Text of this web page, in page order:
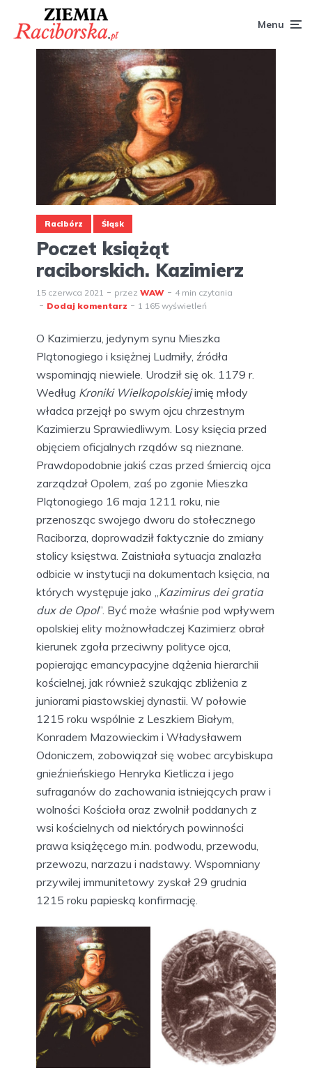
Menu
Racibórz Śląsk
Poczet książąt
raciborskich. Kazimierz
15 czerwca 2021 przez WAW
4 min czytania
Dodaj komentarz
1 165 wyświetleń
O Kazimierzu, jedynym synu Mieszka
Plątonogiego i księżnej Ludmiły, źródła
wspominają niewiele. Urodził się ok. 1179 r.
Według Kroniki Wielkopolskiejimię młody
władca przejął po swym ojcu chrzestnym
Kazimierzu Sprawiedliwym. Losy księcia przed
objęciem oficjalnych rządów są nieznane.
Prawdopodobnie jakiś czas przed śmiercią ojca
zarządzał Opolem, zaś po zgonie Mieszka
Plątonogiego 16 maja 1211 roku, nie
przenosząc swojego dworu do stołecznego
Raciborza, doprowadził faktycznie do zmiany
stolicy księstwa. Zaistniała sytuacja znalazła
odbicie w instytucji na dokumentach księcia, na
których występuje jako „Kazimirus dei gratia
dux de Opol”. Być może właśnie pod wpływem
opolskiej elity możnowładczej Kazimierz obrał
kierunek zgoła przeciwny polityce ojca,
popierając emancypacyjne dążenia hierarchii
kościelnej, jak również szukając zbliżenia z
juniorami piastowskiej dynastii. W połowie
1215 roku wspólnie z Leszkiem Białym,
Konradem Mazowieckim i Władysławem
Odoniczem, zobowiązał się wobec arcybiskupa
gnieźnieńskiego Henryka Kietlicza i jego
sufraganów do zachowania istniejących praw i
wolności Kościoła oraz zwolnił poddanych z
wsi kościelnych od niektórych powinności
prawa książęcego m.in. podwodu, przewodu,
przewozu, narzazu i nadstawy. Wspomniany
przywilej immunitetowy zyskał 29 grudnia
1215 roku papieską konfirmację.